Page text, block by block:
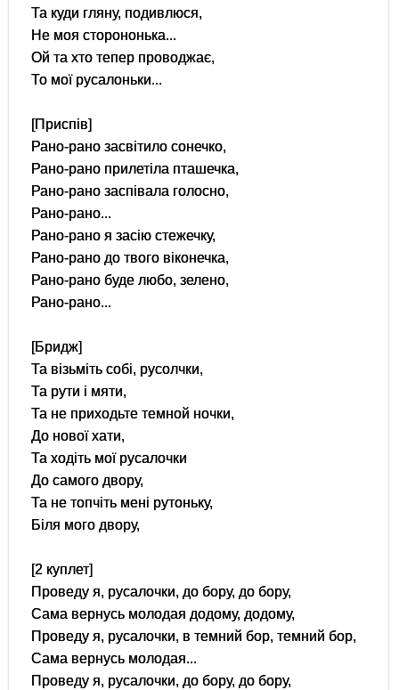
Та куди гляну, подивлюся,
Не моя сторононька...
Ой та хто тепер проводжає,
То мої русалоньки...
[Приспів]
Рано-рано засвітило сонечко,
Рано-рано прилетіла пташечка,
Рано-рано заспівала голосно,
Рано-рано...
Рано-рано я засію стежечку,
Рано-рано до твого віконечка,
Рано-рано буде любо, зелено,
Рано-рано...
[Бридж]
Та візьміть собі, русолчки,
Та рути і мяти,
Та не приходьте темной ночки,
До нової хати,
Та ходіть мої русалочки
До самого двору,
Та не топчіть мені рутоньку,
Біля мого двору,
[2 куплет]
Проведу я, русалочки, до бору, до бору,
Сама вернусь молодая додому, додому,
Проведу я, русалочки, в темний бор, темний бор,
Сама вернусь молодая...
Проведу я, русалочки, до бору, до бору,